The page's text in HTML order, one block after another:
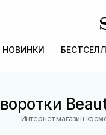
НОВИНКИ
Интернет магазин